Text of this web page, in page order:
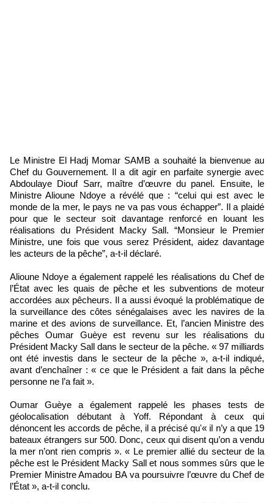
Le Ministre El Hadj Momar SAMB a souhaité la bienvenue au
Chef du Gouvernement. Il a dit agir en parfaite synergie avec
Abdoulaye Diouf Sarr, maître d’œuvre du panel. Ensuite, le
Ministre Alioune Ndoye a révélé que : “celui qui est avec le
monde de la mer, le pays ne va pas vous échapper”. Il a plaidé
pour que le secteur soit davantage renforcé en louant les
réalisations du Président Macky Sall. “Monsieur le Premier
Ministre, une fois que vous serez Président, aidez davantage
les acteurs de la pêche”, a-t-il déclaré.
Alioune Ndoye a également rappelé les réalisations du Chef de
l’État avec les quais de pêche et les subventions de moteur
accordées aux pêcheurs. Il a aussi évoqué la problématique de
la surveillance des côtes sénégalaises avec les navires de la
marine et des avions de surveillance. Et, l’ancien Ministre des
pêches Oumar Guèye est revenu sur les réalisations du
Président Macky Sall dans le secteur de la pêche. « 97 milliards
ont été investis dans le secteur de la pêche », a-t-il indiqué,
avant d’enchaîner : « ce que le Président a fait dans la pêche
personne ne l’a fait ».
Oumar Guèye a également rappelé les phases tests de
géolocalisation débutant à Yoff. Répondant à ceux qui
dénoncent les accords de pêche, il a précisé qu'« il n’y a que 19
bateaux étrangers sur 500. Donc, ceux qui disent qu’on a vendu
la mer n’ont rien compris ». « Le premier allié du secteur de la
pêche est le Président Macky Sall et nous sommes sûrs que le
Premier Ministre Amadou BA va poursuivre l’œuvre du Chef de
l’État », a-t-il conclu.